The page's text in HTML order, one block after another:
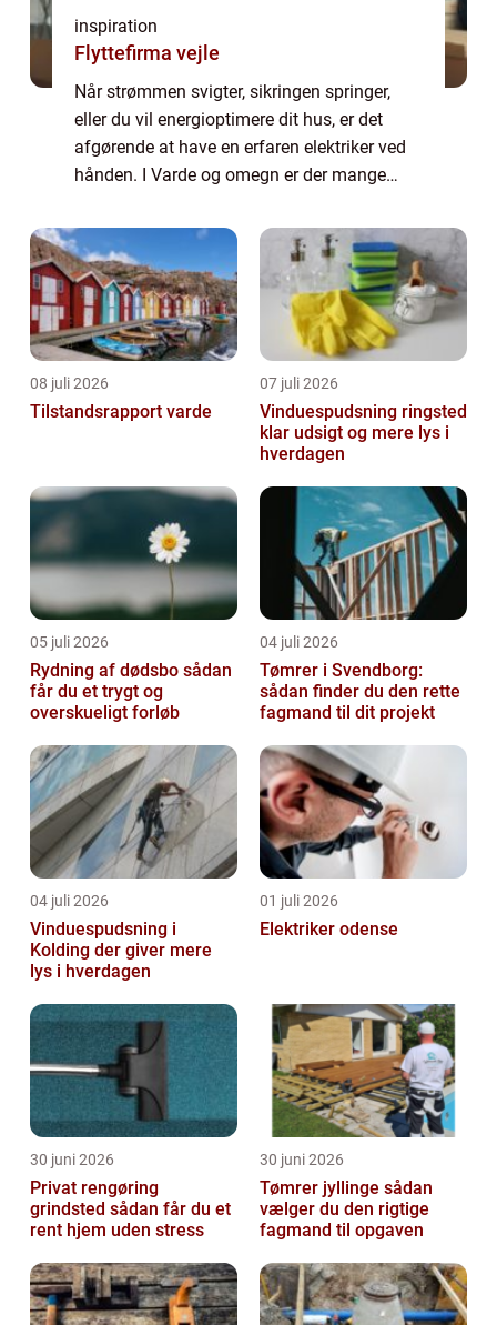
inspiration
Flyttefirma vejle
Når strømmen svigter, sikringen springer,
eller du vil energioptimere dit hus, er det
afgørende at have en erfaren elektriker ved
hånden. I Varde og omegn er der mange
svært at gennemskue, hvem der passer b...
08 juli 2026
Tilstandsrapport varde
07 juli 2026
Vinduespudsning ringsted
klar udsigt og mere lys i
hverdagen
05 juli 2026
Rydning af dødsbo sådan
får du et trygt og
overskueligt forløb
04 juli 2026
Tømrer i Svendborg:
sådan finder du den rette
fagmand til dit projekt
04 juli 2026
Vinduespudsning i
Kolding der giver mere
lys i hverdagen
01 juli 2026
Elektriker odense
30 juni 2026
Privat rengøring
grindsted sådan får du et
rent hjem uden stress
30 juni 2026
Tømrer jyllinge sådan
vælger du den rigtige
fagmand til opgaven